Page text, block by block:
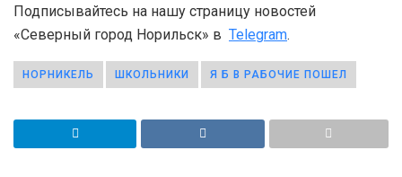
Подписывайтесь на нашу страницу новостей
«Северный город Норильск» в Telegram.
НОРНИКЕЛЬ ШКОЛЬНИКИ Я Б В РАБОЧИЕ ПОШЕЛ